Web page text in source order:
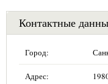
Контактные
Город:
Адрес: